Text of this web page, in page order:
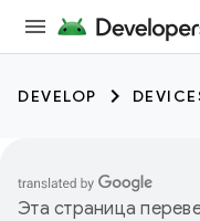
DEVELOP
Эта страница